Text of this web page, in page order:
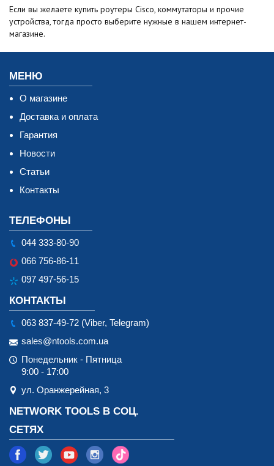
Если вы желаете купить роутеры Cisco, коммутаторы и прочие
устройства, тогда просто выберите нужные в нашем интернет-
магазине.
МЕНЮ
О магазине
Доставка и оплата
Гарантия
Новости
Статьи
Контакты
ТЕЛЕФОНЫ
044 333-80-90
066 756-86-11
097 497-56-15
КОНТАКТЫ
063 837-49-72 (Viber, Telegram)
sales@ntools.com.ua
Понедельник - Пятница
9:00 - 17:00
ул. Оранжерейная, 3
NETWORK TOOLS В СОЦ.
СЕТЯХ